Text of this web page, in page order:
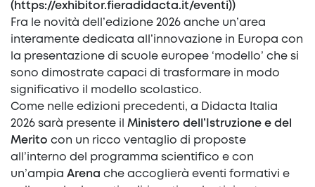
( https://exhibitor.fieradidacta.it/eventi))
Fra le novità dell’edizione 2026 anche un’area
interamente dedicata all’innovazione in Europa con
la presentazione di scuole europee ‘modello’ che si
sono dimostrate capaci di trasformare in modo
significativo il modello scolastico.
Come nelle edizioni precedenti, a Didacta Italia
2026 sarà presente il Ministero dell’Istruzione e del
Merito con un ricco ventaglio di proposte
all’interno del programma scientifico e con
un’ampia Arena che accoglierà eventi formativi e